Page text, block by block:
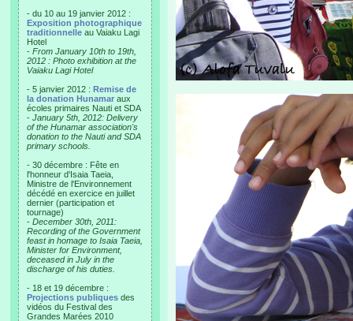
- du 10 au 19 janvier 2012 :
Exposition photographique
traditionnelle au Vaiaku Lagi
Hotel
- From January 10th to 19th,
2012 : Photo exhibition at the
Vaiaku Lagi Hotel
- 5 janvier 2012 : Remise de
la donation Hunamar aux
écoles primaires Nauti et SDA
- January 5th, 2012: Delivery
of the Hunamar association's
donation to the Nauti and SDA
primary schools.
- 30 décembre : Fête en
l'honneur d'Isaia Taeia,
Ministre de l'Environnement
décédé en exercice en juillet
dernier (participation et
tournage)
- December 30th, 2011:
Recording of the Government
feast in homage to Isaia Taeia,
Minister for Environment,
deceased in July in the
discharge of his duties.
- 18 et 19 décembre :
Projections publiques des
vidéos du Festival des
Grandes Marées 2010